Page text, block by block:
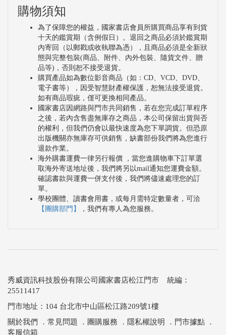
學系副教授）
購物須知
為了保障您的權益，國家書店會員所購買商品享有到貨
十天的鑑賞期（含例假日）。退回之商品必須於鑑賞期
內寄回（以郵戳或收執聯為憑），且商品必須是全新狀
態與完整包裝(商品、附件、內外包裝、隨貨文件、贈
品等)，否則恕不接受退貨。
購買產品如為數位影音商品（如：CD、VCD、DVD、
電子書等），因受智慧財產權保護，恕無法接受退貨。
如有商品瑕疵，僅可更換相同產品。
國家書店因網路與門市共同銷售，若在您完成訂單程序
之後，若內含售盡無庫存之商品，本公司保留出貨與否
的權利，但我們仍會以最快速度為您下單調貨。但恐原
出版機關亦無庫存可供銷售，缺書部份我們將為您進行
退款作業。
海外購書運費一律另行報價 ，當您進購物車下訂單選
取海外寄送地址後，我們將另以mail通知您運費金額。
確認書款與運費一併支付後，我們將儘速處理您的訂
單。
學校團體、讀書會用書，或每月需特定數量者，可洽
【團購部門】
，我們有專人為您服務。
秀威資訊科技股份有限公司國家書店松江門市 統編：
25511417
門市地址：104 台北市中山區松江路209號1樓
關於我們
． 常見問題 ． 團購服務 ． 隱私權說明 ． 門市據點 ．
客服信箱